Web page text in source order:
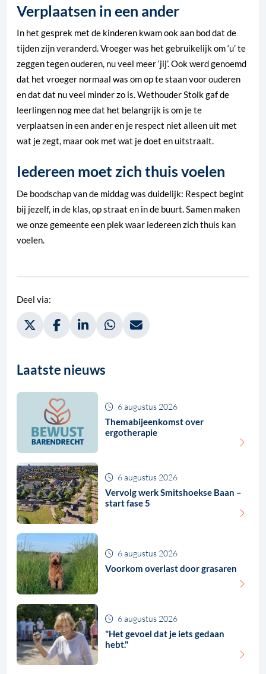
Verplaatsen in een ander
In het gesprek met de kinderen kwam ook aan bod dat de
tijden zijn veranderd. Vroeger was het gebruikelijk om ‘u’ te
zeggen tegen ouderen, nu veel meer ‘jij’. Ook werd genoemd
dat het vroeger normaal was om op te staan voor ouderen
en dat dat nu veel minder zo is. Wethouder Stolk gaf de
leerlingen nog mee dat het belangrijk is om je te
verplaatsen in een ander en je respect niet alleen uit met
wat je zegt, maar ook met wat je doet en uitstraalt.
Iedereen moet zich thuis voelen
De boodschap van de middag was duidelijk: Respect begint
bij jezelf, in de klas, op straat en in de buurt. Samen maken
we onze gemeente een plek waar iedereen zich thuis kan
voelen.
Deel via:
Deel via Twitter, opent in nieuw tabblad
Deel via Facebook, opent in nieuw tabblad
Deel via LinkedIn, opent in nieuw tabblad
Deel via WhatsApp, opent in nieuw
Deel via Mail, opent in nieuw
Laatste nieuws
Themabijeenkomst over
ergotherapie
6 augustus 2026
Vervolg werk Smitshoekse Baan –
start fase 5
6 augustus 2026
Voorkom overlast door grasaren
6 augustus 2026
"Het gevoel dat je iets gedaan
hebt."
6 augustus 2026